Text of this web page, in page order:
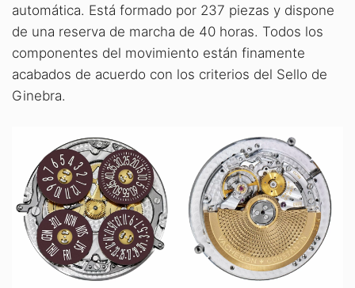
automática. Está formado por 237 piezas y dispone
de una reserva de marcha de 40 horas. Todos los
componentes del movimiento están finamente
acabados de acuerdo con los criterios del Sello de
Ginebra.